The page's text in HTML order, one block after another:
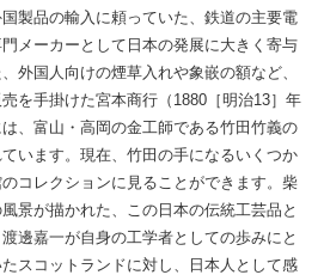
製品の輸入に頼っていた、鉄道の主要電
メーカーとして日本の発展に大きく寄与
外国人向けの煙草入れや象嵌の額など、
を手掛けた宮本商行（1880［明治13］年
、富山・高岡の金工師である竹田竹義の
います。現在、竹田の手になるいくつか
コレクションに見ることができます。柴
景が描かれた、この日本の伝統工芸品と
邊嘉一が自身の工学者としての歩みにと
スコットランドに対し、日本人として感